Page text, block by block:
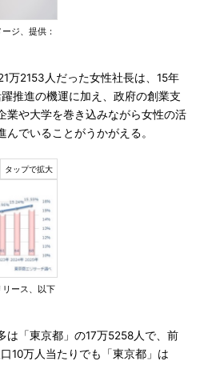
ジ、提供：
万2153人だった女性社長は、15年
推進の機運に加え、政府の創業支
業や大学を巻き込みながら女性の活
でいることがうかがえる。
ース、以下
「東京都」の17万5258人で、前
10万人当たりでも「東京都」は